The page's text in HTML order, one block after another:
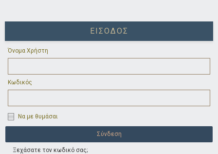
ΕΊΣΟΔΟΣ
Όνομα Χρήστη
Κωδικός
Να με θυμάσαι
Ξεχάσατε τον κωδικό σας;